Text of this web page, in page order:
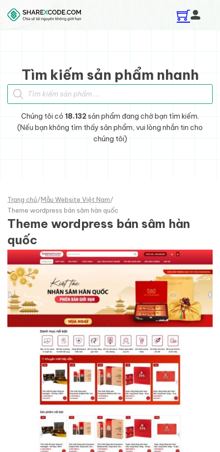
Skip to main content
Skip to footer
Tìm kiếm sản phẩm nhanh
Tìm kiếm sản phẩm
Chúng tôi có 18.132sản phẩm đang chờ bạn tìm kiếm.
(Nếu bạn không tìm thấy sản phẩm, vui lòng nhắn tin cho
chúng tôi)
Trang chủ/Mẫu Website Việt Nam/
Theme wordpress bán sâm hàn quốc
Theme wordpress bán sâm hàn
quốc